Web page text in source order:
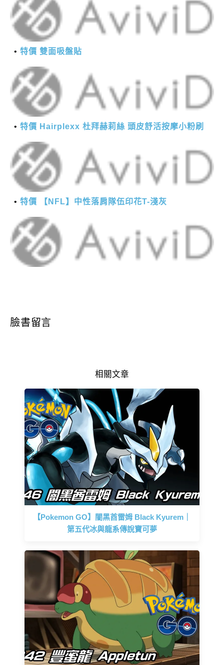
特價 雙面吸盤貼
特價 Hairplexx 杜拜赫莉絲 頭皮舒活按摩小粉刷
特價 【NFL】中性落肩隊伍印花T-淺灰
臉書留言
相關文章
【Pokemon GO】闇黑酋雷姆 Black Kyurem｜
第五代冰與龍系傳說寶可夢